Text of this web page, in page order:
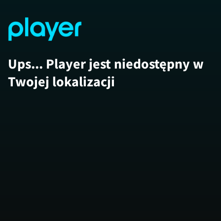
Ups... Player jest niedostępny w
Twojej lokalizacji